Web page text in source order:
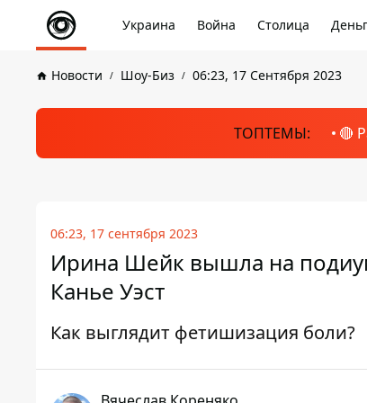
Украина Война Столица
Новости Шоу-Биз 06:23, 17 Сентября 2023
ТОПТЕМЫ: 🔴
06:23, 17 сентября 2023
Ирина Шейк вышла на
Канье Уэст
Как выглядит фетишизация боли?